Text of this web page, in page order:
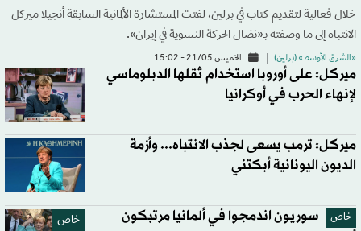
خلال فعالية لتقديم كتاب في برلين، لفتت المستشارة الألمانية السابقة أنجيلا ميركل
الانتباه إلى ما وصفته بـ«نضال الحركة النسوية في إيران».
«الشرق الأوسط» (برلين) الخميس 21/05 - 15:02
ميركل: على أوروبا استخدام ثقلها الدبلوماسي
لإنهاء الحرب في أوكرانيا
ميركل: ترمب يسعى لجذب الانتباه... وأزمة
الديون اليونانية أبكتني
خاص خاص
سوريون اندمجوا في ألمانيا مرتبكون